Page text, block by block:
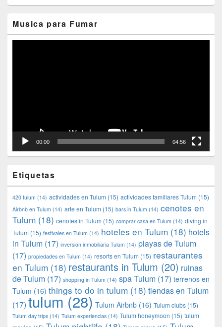
Musica para Fumar
00:00 04:56
Etiquetas
420 tulum (14) actividades en Tulum (15) actividades familiares Tulum (15)
Airbnb en Tulum (14) arte en Tulum (15) bars in Tulum (14) cenotes en
Tulum (18) cenotes in Tulum (15) comprar casa en Tulum (14) diving in
Tulum (15) festivales en Tulum (14) hoteles en Tulum (18) hotels
in Tulum (17) inversión inmobiliaria Tulum (14) playas de Tulum
(17) propiedades en Tulum (14) resorts en Tulum (15) restaurantes
en Tulum (18) restaurants in Tulum (20) ruinas
de Tulum (17) shopping in Tulum (14) spa Tulum (17) terrenos en
Tulum (16) things to do in tulum (18) tiendas en Tulum
(17) tulum(28) Tulum Airbnb (16) Tulum clubs (15)
Tulum day trips (14) Tulum experiencias (14) Tulum honeymoon (15) tulum